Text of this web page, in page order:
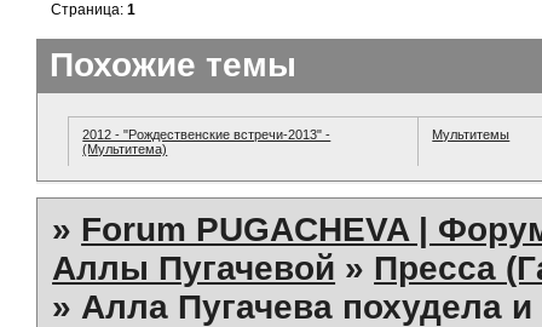
Страница:1
Похожие темы
2012 - "Рождественские встречи-2013" -
(Мультитема)
Мультитемы
» Forum PUGACHEVA |
Аллы Пугачевой » Пресса
» Алла Пугачева похудела